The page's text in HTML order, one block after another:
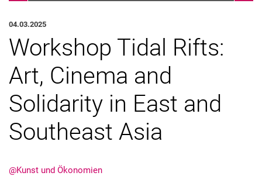
04.03.2025
Workshop Tidal Rifts:
Art, Cinema and
Solidarity in East and
Southeast Asia
@Kunst und Ökonomien